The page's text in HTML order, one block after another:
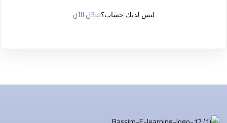
ليس لديك حساب؟سجّل الآن
ليس لديك حساب ؟تسجيل الدخول